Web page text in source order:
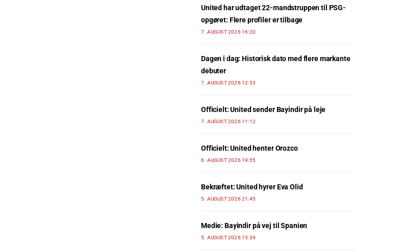
United har udtaget 22-mandstruppen til PSG-
opgøret: Flere profiler er tilbage
7. AUGUST 2026 16:20
Dagen i dag: Historisk dato med flere markante
debuter
7. AUGUST 2026 12:53
Officielt: United sender Bayindir på leje
7. AUGUST 2026 11:12
Officielt: United henter Orozco
6. AUGUST 2026 19:55
Bekræftet: United hyrer Eva Olid
5. AUGUST 2026 21:45
Medie: Bayindir på vej til Spanien
5. AUGUST 2026 15:39